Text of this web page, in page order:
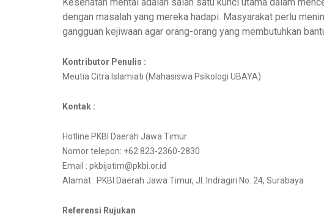
dengan masalah yang mereka hadapi. Masyarakat perlu
gangguan kejiwaan agar orang-orang yang membutuhkan
Kontributor Penulis :
Meutia Citra Islamiati (Mahasiswa Psikologi UBAYA)
Kontak :
Hotline PKBI Daerah Jawa Timur
Nomor telepon: +62 823-2360-2830
Email : pkbijatim@pkbi.or.id
Alamat : PKBI Daerah Jawa Timur, Jl. Indragiri No. 24, Surabaya
Referensi Rujukan